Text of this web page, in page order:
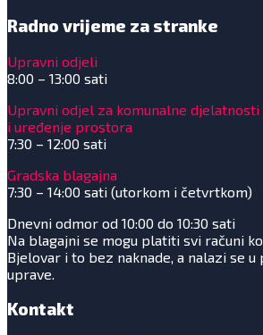
Radno vrijeme za stranke
Upravni odjeli
8:00 – 13:00 sati
Upravni odjel za komunalne djelatnosti
i uređenje prostora
7:30 – 12:00 sati
Gradska blagajna
7:30 – 14:00 sati (utorkom i četvrtkom)
Dnevni odmor od 10:00 do 10:30 sati
Na blagajni se mogu platiti svi računi
Bjelovar i to bez naknade, a nalazi se
uprave.
Kontakt